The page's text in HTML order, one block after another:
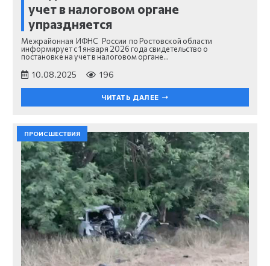
учет в налоговом органе
упраздняется
Межрайонная ИФНС России по Ростовской области
информирует с 1 января 2026 года свидетельство о
постановке на учет в налоговом органе…
10.08.2025 196
ЧИТАТЬ ДАЛЕЕ
ПРОИСШЕСТВИЯ